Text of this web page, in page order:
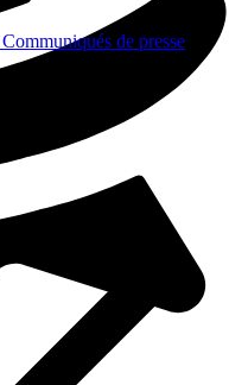
Communiqués de presse